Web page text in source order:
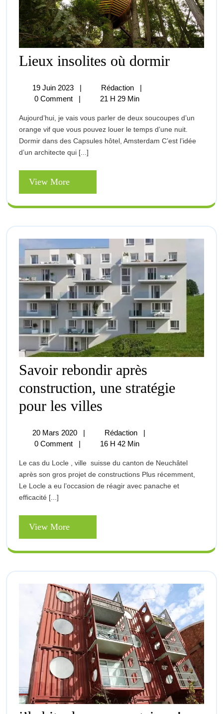
Lieux insolites où dormir
19 Juin 2023
19
Juin
| Rédaction
Lieux
Insolites
Dormir
|
0 Comment
| 21 H 29 Min
Aujourd’hui, je vais vous parler de deux soucoupes d’un
orange vif que vous pouvez louer le temps d’une nuit.
Dormir dans des Capsules hôtel, Amsterdam C’est l’idée
d’un architecte qui [...]
View More
More
Savoir rebondir après
construction, une stratégie
pour les villes
Construction,
Une
Stratégie
Les
Villes
20 Mars 2020
20
Mars
| Rédaction
Savoir
Rebondir
Construction,
Une
Stratégie
|
0 Comment
| 16 H 42 Min
Le cas du Locle , ville suisse du canton de Neuchâtel
après son gros projet de constructions Plus récemment,
Le Locle a eu l’occasion de réagir avec panache et
efficacité [...]
View More
More